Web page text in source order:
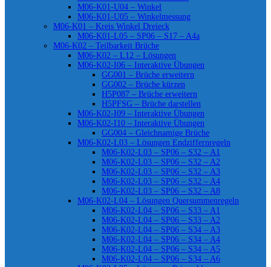
M06-K01-U04 – Winkel
M06-K01-U05 – Winkelmessung
M06-K01 – Kreis Winkel Dreieck
M06-K01-L05 – SP06 – S17 – A4a
M06-K02 – Teilbarkeit Brüche
M06-K02 – L12 – Lösungen
M06-K02-I06 – Interaktive Übungen
GG001 – Brüche erweitern
GG002 – Brüche kürzen
H5P087 – Brüche erweitern
H5PFSG – Brüche darstellen
M06-K02-I09 – Interaktive Übungen
M06-K02-I10 – Interaktive Übungen
GG004 – Gleichnamige Brüche
M06-K02-L03 – Lösungen Endziffernregeln
M06-K02-L03 – SP06 – S32 – A1
M06-K02-L03 – SP06 – S32 – A2
M06-K02-L03 – SP06 – S32 – A3
M06-K02-L03 – SP06 – S32 – A4
M06-K02-L03 – SP06 – S32 – A8
M06-K02-L04 – Lösungen Quersummenregeln
M06-K02-L04 – SP06 – S33 – A1
M06-K02-L04 – SP06 – S33 – A2
M06-K02-L04 – SP06 – S34 – A3
M06-K02-L04 – SP06 – S34 – A4
M06-K02-L04 – SP06 – S34 – A5
M06-K02-L04 – SP06 – S34 – A6